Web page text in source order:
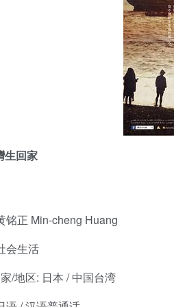
生回家
铭正 Min-cheng Huang
会生活
/地区: 日本 / 中国台湾